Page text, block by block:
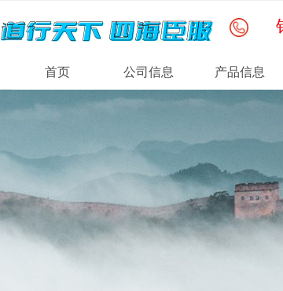
首页 公司信息 产品信息
道行天下 四海臣服